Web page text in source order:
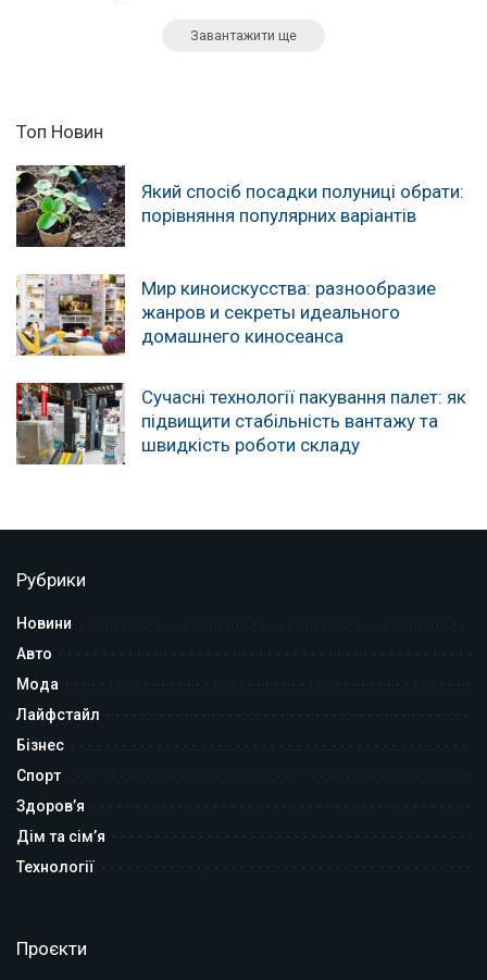
Завантажити ще
Топ Новин
Який спосіб посадки полуниці обрати:
порівняння популярних варіантів
Мир киноискусства: разнообразие
жанров и секреты идеального
домашнего киносеанса
Сучасні технології пакування палет: як
підвищити стабільність вантажу та
швидкість роботи складу
Рубрики
Новини
Авто
Мода
Лайфстайл
Бізнес
Спорт
Здоров’я
Дім та сім’я
Технології
Проєкти